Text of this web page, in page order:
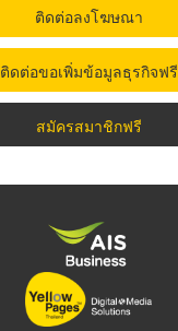
ติดต่อลงโฆษณา
ติดต่อขอเพิ่มข้อมูลธุรกิจฟรี
สมัครสมาชิกฟรี